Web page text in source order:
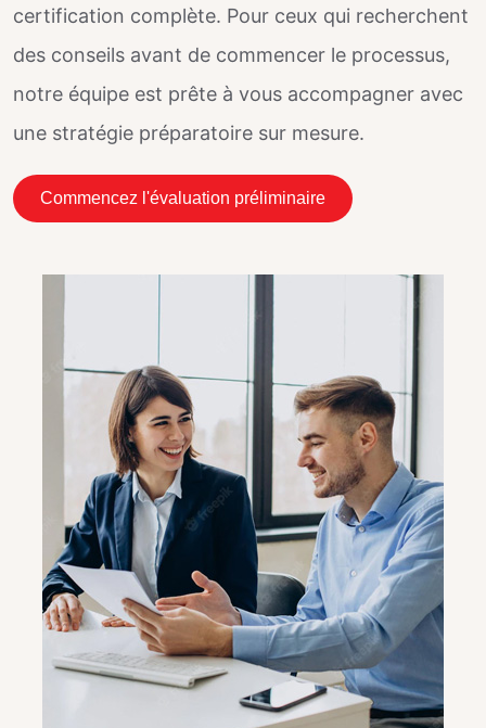
certification complète. Pour ceux qui recherchent
des conseils avant de commencer le processus,
notre équipe est prête à vous accompagner avec
une stratégie préparatoire sur mesure.
Commencez l'évaluation préliminaire